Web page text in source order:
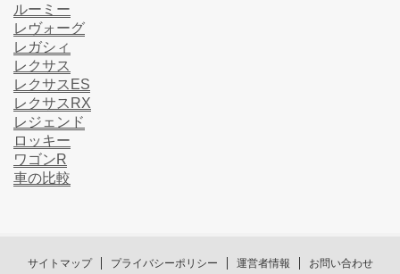
ルーミー
レヴォーグ
レガシィ
レクサス
レクサスES
レクサスRX
レジェンド
ロッキー
ワゴンR
車の比較
サイトマップ プライバシーポリシー 運営者情報 お問い合わせ